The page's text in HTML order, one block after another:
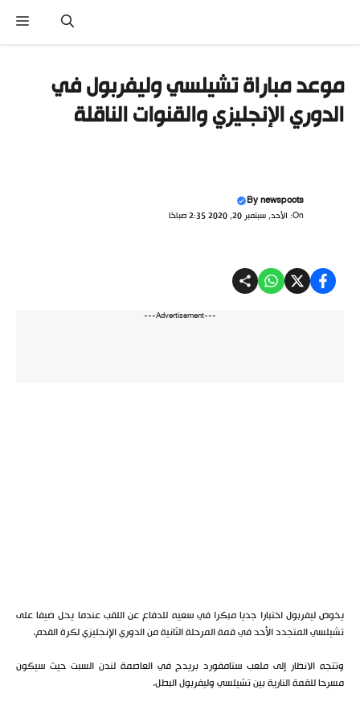
موعد مباراة تشيلسي وليفربول في
الدوري الإنجليزي والقنوات الناقلة
Bynewspoots
On: الأحد, سبتمبر 20, 2020 2:35 صباحًا
---Advertisement---
يخوض ليفربول اختبارا جديا مبكرا في سعيه للدفاع عن اللقب عندما يحل ضيفا على
تشيلسي المتجدد الأحد في قمة المرحلة الثانية من الدوري الإنجليزي لكرة القدم.
وتتجه الانظار إلى ملعب ستامفورد بريدج في العاصمة لندن السبت حيث سيكون
مسرحا للقمة النارية بين تشيلسي وليفربول البطل.